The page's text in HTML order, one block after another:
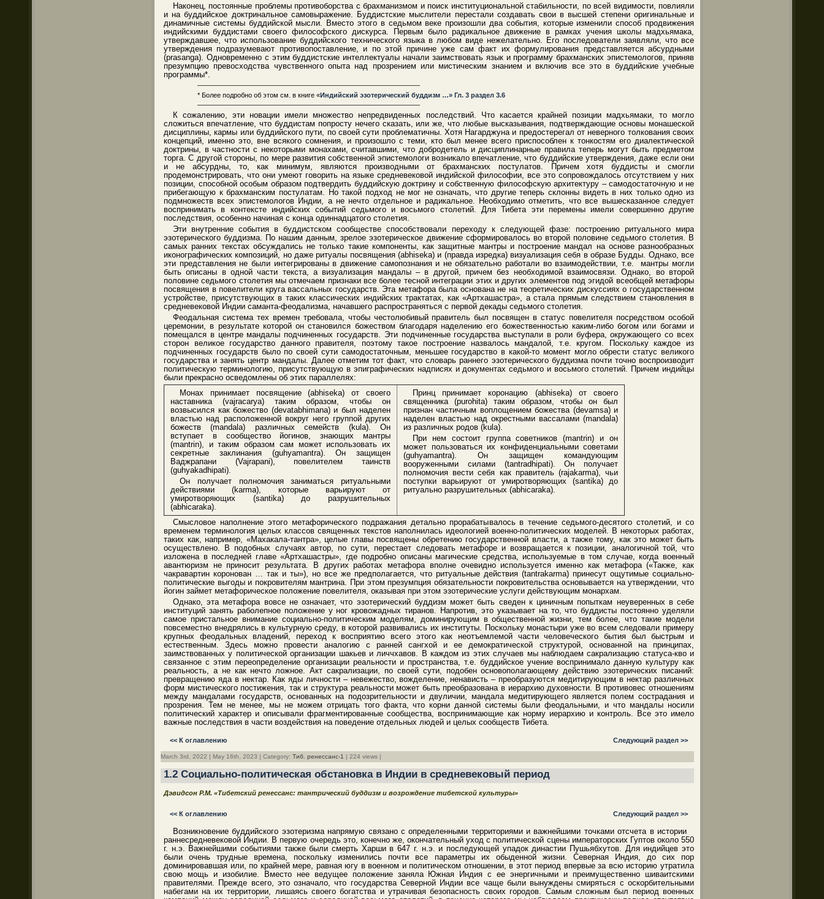
Наконец, постоянные проблемы противоборства с брахманизмом и поиск институциональной стабильности, по всей видимости, повлияли
и на буддийское доктринальное самовыражение. Буддистские мыслители перестали создавать свои в высшей степени оригинальные и
динамичные системы буддийской мысли. Вместо этого в седьмом веке произошли два события, которые изменили способ продвижения
индийскими буддистами своего философского дискурса. Первым было радикальное движение в рамках учения школы мадхьямака,
утверждавшее, что использование буддийского технического языка в любом виде нежелательно. Его последователи заявляли, что все
утверждения подразумевают противопоставление, и по этой причине уже сам факт их формулирования представляется абсурдными
(prasanga). Одновременно с этим буддистские интеллектуалы начали заимствовать язык и программу брахманских эпистемологов, приняв
презумпцию превосходства чувственного опыта над прозрением или мистическим знанием и включив вcе это в буддийские учебные
программы*.
—————————————————————————————————
* Более подробно об этом см. в книге «Индийский эзотерический буддизм …» Гл. 3 раздел 3.6
—————————————————————————————————
К сожалению, эти новации имели множество непредвиденных последствий. Что касается крайней позиции мадхьямаки, то могло
сложиться впечатление, что буддистам попросту нечего сказать, или же, что любые высказывания, подтверждающие основы монашеской
дисциплины, кармы или буддийского пути, по своей сути проблематичны. Хотя Нагарджуна и предостерегал от неверного толкования своих
концепций, именно это, вне всякого сомнения, и произошло с теми, кто был менее всего приспособлен к тонкостям его диалектической
доктрины, в частности с некоторыми монахами, считавшими, что добродетель и дисциплинарные правила теперь могут быть предметом
торга. С другой стороны, по мере развития собственной эпистемологи возникало впечатление, что буддийские утверждения, даже если они
и не абсурдны, то, как минимум, являются производными от брахманских постулатов. Причем хотя буддисты и смогли
продемонстрировать, что они умеют говорить на языке средневековой индийской философии, все это сопровождалось отсутствием у них
позиции, способной особым образом подтвердить буддийскую доктрину и собственную философскую архитектуру – самодостаточную и не
прибегающую к брахманским постулатам. Но такой подход не мог не означать, что другие теперь склонны видеть в них только одно из
подмножеств всех эпистемологов Индии, а не нечто отдельное и радикальное. Необходимо отметить, что все вышесказанное следует
воспринимать в контексте индийских событий седьмого и восьмого столетий. Для Тибета эти перемены имели совершенно другие
последствия, особенно начиная с конца одиннадцатого столетия.
Эти внутренние события в буддистском сообществе способствовали переходу к следующей фазе: построению ритуального мира
эзотерического буддизма. По нашим данным, зрелое эзотерическое движение сформировалось во второй половине седьмого столетия. В
самых ранних текстах обсуждались не только такие компоненты, как защитные мантры и построение мандал на основе разнообразных
иконографических композиций, но даже ритуалы посвящения (abhiseka) и (правда изредка) визуализация себя в образе Будды. Однако, все
эти представления не были интегрированы в движение самопознания и не обязательно работали во взаимодействии, т.е. мантры могли
быть описаны в одной части текста, а визуализация мандалы – в другой, причем без необходимой взаимосвязи. Однако, во второй
половине седьмого столетия мы отмечаем признаки все более тесной интеграции этих и других элементов под эгидой всеобщей метафоры
посвящения в повелители круга вассальных государств. Эта метафора была основана не на теоретических дискуссиях о государственном
устройстве, присутствующих в таких классических индийских трактатах, как «Артхашастра», а стала прямым следствием становления в
средневековой Индии саманта-феодализма, начавшего распространяться с первой декады седьмого столетия.
Феодальная система тех времен требовала, чтобы честолюбивый правитель был посвящен в статус повелителя посредством особой
церемонии, в результате которой он становился божеством благодаря наделению его божественностью каким-либо богом или богами и
помещался в центре мандалы подчиненных государств. Эти подчиненные государства выступали в роли буфера, окружающего со всех
сторон великое государство данного правителя, поэтому такое построение назвалось мандалой, т.е. кругом. Поскольку каждое из
подчиненных государств было по своей сути самодостаточным, меньшее государство в какой-то момент могло обрести статус великого
государства и занять центр мандалы. Далее отметим тот факт, что словарь раннего эзотерического буддизма почти точно воспроизводит
политическую терминологию, присутствующую в эпиграфических надписях и документах седьмого и восьмого столетий. Причем индийцы
были прекрасно осведомлены об этих параллелях:
Монах принимает посвящение (abhiseka) от своего
наставника (vajracarya) таким образом, чтобы он
возвысился как божество (devatabhimana) и был наделен
властью над расположенной вокруг него группой других
божеств (mandala) различных семейств (kula). Он
вступает в сообщество йогинов, знающих мантры
(mantrin), и таким образом сам может использовать их
секретные заклинания (guhyamantra). Он защищен
Ваджрапани (Vajrapani), повелителем таинств
(guhyakadhipati).
Он получает полномочия заниматься ритуальными
действиями (karma), которые варьируют от
умиротворяющих (santika) до разрушительных
(abhicaraka).
Принц принимает коронацию (abhiseka) от своего
священника (purohita) таким образом, чтобы он был
признан частичным воплощением божества (devamsa) и
наделен властью над окрестными вассалами (mandala)
из различных родов (kula).
При нем состоит группа советников (mantrin) и он
может пользоваться их конфиденциальными советами
(guhyamantra). Он защищен командующим
вооруженными силами (tantradhipati). Он получает
полномочия вести себя как правитель (rajakarma), чьи
поступки варьируют от умиротворяющих (santika) до
ритуально разрушительных (abhicaraka).
Смысловое наполнение этого метафорического подражания детально прорабатывалось в течение седьмого-десятого столетий, и со
временем терминология целых классов священных текстов наполнилась идеологией военно-политических моделей. В некоторых работах,
таких как, например, «Махакала-тантра», целые главы посвящены обретению государственной власти, а также тому, как это может быть
осуществлено. В подобных случаях автор, по сути, перестает следовать метафоре и возвращается к позиции, аналогичной той, что
изложена в последней главе «Артхашастры», где подробно описаны магические средства, используемые в том случае, когда военный
авантюризм не приносит результата. В других работах метафора вполне очевидно используется именно как метафора («Также, как
чакравартин коронован … так и ты»), но все же предполагается, что ритуальные действия (tantrakarma) принесут ощутимые социально-
политические выгоды и покровителям мантрина. При этом презумпция обязательности покровительства основывается на утверждении, что
йогин займет метафорическое положение повелителя, оказывая при этом эзотерические услуги действующим монархам.
Однако, эта метафора вовсе не означает, что эзотерический буддизм может быть сведен к циничным попыткам неуверенных в себе
институций занять раболепное положение у ног кровожадных тиранов. Напротив, это указывает на то, что буддисты постоянно уделяли
самое пристальное внимание социально-политическим моделям, доминирующим в общественной жизни, тем более, что такие модели
повсеместно внедрялись в культурную среду, в которой развивались их институты. Поскольку монастыри уже во всем следовали примеру
крупных феодальных владений, переход к восприятию всего этого как неотъемлемой части человеческого бытия был быстрым и
естественным. Здесь можно провести аналогию с ранней сангхой и ее демократической структурой, основанной на принципах,
заимствованных у политической организации шакьев и личчхавов. В каждом из этих случаев мы наблюдаем сакрализацию статуса-кво и
связанное с этим переопределение организации реальности и пространства, т.е. буддийское учение воспринимало данную культуру как
реальность, а не как нечто ложное. Акт сакрализации, по своей сути, подобен основополагающему действию эзотерических писаний:
превращению яда в нектар. Как яды личности – невежество, вожделение, ненависть – преобразуются медитирующим в нектар различных
форм мистического постижения, так и структура реальности может быть преобразована в иерархию духовности. В противовес отношениям
между мандалами государств, основанных на подозрительности и двуличии, мандала медитирующего является полем сострадания и
прозрения. Тем не менее, мы не можем отрицать того факта, что корни данной системы были феодальными, и что мандалы носили
политический характер и описывали фрагментированные сообщества, воспринимающие как норму иерархию и контроль. Все это имело
важные последствия в части воздействия на поведение отдельных людей и целых сообществ Тибета.
<< К оглавлению Следующий раздел >>
March 3rd, 2022 | May 16th, 2023 | Category: Тиб. ренессанс-1 | 224 views |
1.2 Социально-политическая обстановка в Индии в средневековый период
Дэвидсон Р.М. «Тибетский ренессанс: тантрический буддизм и возрождение тибетской культуры»
<< К оглавлению Следующий раздел >>
Возникновение буддийского эзотеризма напрямую связано с определенными территориями и важнейшими точками отсчета в истории
раннесредневековой Индии. В первую очередь это, конечно же, окончательный уход с политической сцены императорских Гуптов около 550
г. н.э. Важнейшими событиями также были смерть Харши в 647 г. н.э. и последующей упадок династии Пушьябхутов. Для индийцев это
были очень трудные времена, поскольку изменились почти все параметры их обыденной жизни. Северная Индия, до сих пор
доминировавшая или, по крайней мере, равная югу в военном и политическом отношении, в этот период впервые за всю историю утратила
свою мощь и изобилие. Вместо нее ведущее положение заняла Южная Индия с ее энергичными и преимущественно шиваитскими
правителями. Прежде всего, это означало, что государства Северной Индии все чаще были вынуждены смиряться с оскорбительными
набегами на их территории, лишаясь своего богатства и утрачивая безопасность своих городов. Самым сложным был период военных